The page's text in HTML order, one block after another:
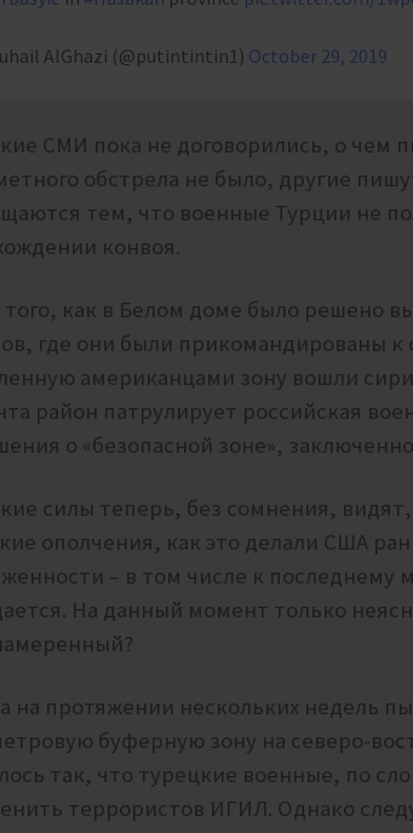
AlGhazi (@putintintin1) October 29, 2019
СМИ пока не договорились, о чем
обстрела не было, другие
тем, что военные Турции не
конвоя.
того, как в Белом доме было решено
где они были прикомандированы
американцами зону вошли
район патрулирует российская
о «безопасной зоне»,
силы теперь, без сомнения,
ополчения, как это делали США
– в том числе к последнему
На данный момент только
на протяжении нескольких недель
буферную зону на северо-
так, что турецкие военные, по
террористов ИГИЛ. Однако